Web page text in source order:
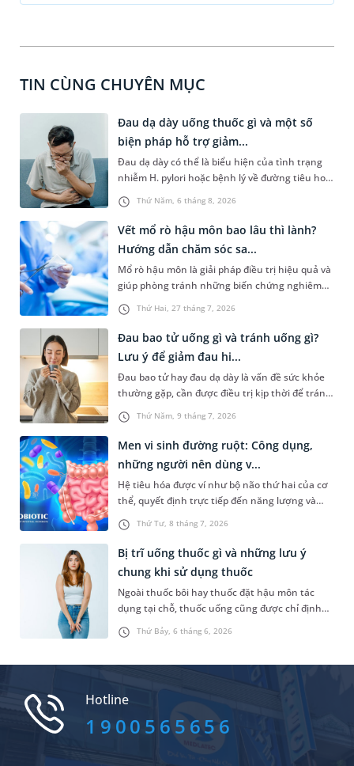
TIN CÙNG CHUYÊN MỤC
Thứ Năm, 6 tháng 8, 2026
Đau dạ dày uống thuốc gì và một số
biện pháp hỗ trợ giảm...
Đau dạ dày có thể là biểu hiện của tình trạng
nhiễm H. pylori hoặc bệnh lý về đường tiêu hoá
khác. Dựa theo nguyên nhân cụ thể, bác sĩ sẽ
cân nhắc chỉ định phương pháp điều trị, loại
thuốc giảm đau phù hợp. Nếu chưa biết người
bị đau dạ dày uống thuốc gì, bạn đọc có thể
tham khảo thông tin trong bài viết sau.
Thứ Hai, 27 tháng 7, 2026
Vết mổ rò hậu môn bao lâu thì lành?
Hướng dẫn chăm sóc sa...
Mổ rò hậu môn là giải pháp điều trị hiệu quả và
giúp phòng tránh những biến chứng nghiêm
trọng do căn bệnh này gây ra. Người bệnh
thường khá lo lắng trước khi mổ và có chung
một thắc mắc là “vết mổ rò hậu môn bao lâu thì
lành”. Bài viết dưới đây là câu trả lời chi tiết và
một số hướng dẫn về cách cách sóc sau phẫu
thuật giúp người bệnh sớm hồi phục.
Thứ Năm, 9 tháng 7, 2026
Đau bao tử uống gì và tránh uống gì?
Lưu ý để giảm đau hi...
Đau bao tử hay đau dạ dày là vấn đề sức khỏe
thường gặp, cần được điều trị kịp thời để tránh
gây ảnh hưởng đến sức khỏe và sinh hoạt
thường ngày. Trong đó, chế độ ăn uống là một
trong những yếu tố quan trọng để giảm áp lực
cho bao tử. Vậy đau bao tử uống gì và tránh
uống gì? Dưới đây là đáp án cụ thể và một số
biện pháp giúp giảm đau hiệu quả.
Thứ Tư, 8 tháng 7, 2026
Men vi sinh đường ruột: Công dụng,
những người nên dùng v...
Hệ tiêu hóa được ví như bộ não thứ hai của cơ
thể, quyết định trực tiếp đến năng lượng và
khả năng miễn dịch. Để hỗ trợ tăng cường
chức năng của cơ quan này, nhiều người
thường lựa chọn bổ sung thêm men vi sinh
đường ruột. Vậy đây là sản phẩm gì, có nên sử
dụng nhiều hay không,...?
Thứ Bảy, 6 tháng 6, 2026
Bị trĩ uống thuốc gì và những lưu ý
chung khi sử dụng thuốc
Ngoài thuốc bôi hay thuốc đặt hậu môn tác
dụng tại chỗ, thuốc uống cũng được chỉ định
cho người bị trĩ trong một số trường hợp. Vậy,
người bị trĩ uống thuốc gì để giảm triệu chứng
Hotline
1900565656